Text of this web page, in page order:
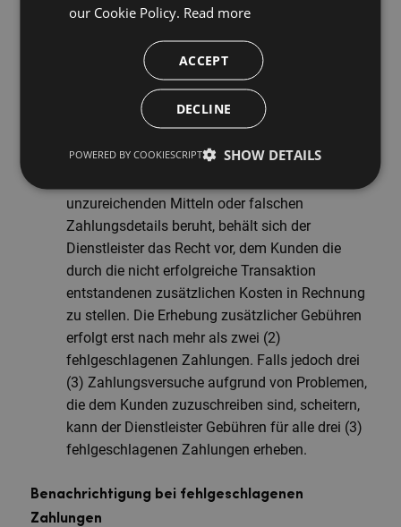
Rechnung zu stellen, basierend auf der
monatlichen Gebühr multipliziert mit der
Mindestvertragsdauer.
Nicht erfolgte Zahlungen und Zusatzgebühren
Im Falle einer fehlgeschlagenen Zahlung über
unzureichenden Mitteln oder falschen
Zahlungsdetails beruht, behält sich der
Dienstleister das Recht vor, dem Kunden die
durch die nicht erfolgreiche Transaktion
entstandenen zusätzlichen Kosten in Rechnung
zu stellen. Die Erhebung zusätzlicher Gebühren
erfolgt erst nach mehr als zwei (2)
fehlgeschlagenen Zahlungen. Falls jedoch drei
(3) Zahlungsversuche aufgrund von Problemen,
die dem Kunden zuzuschreiben sind, scheitern,
kann der Dienstleister Gebühren für alle drei (3)
fehlgeschlagenen Zahlungen erheben.
Benachrichtigung bei fehlgeschlagenen
Zahlungen
our Cookie Policy. Read more
ACCEPT
DECLINE
SHOW DETAILS
POWERED BY COOKIESCRIPT